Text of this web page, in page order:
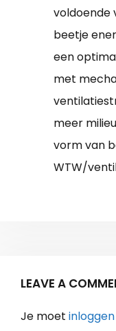
voldoende
beetje
een
met
meer
vorm van
WTW/
LEAVE A
Je moet inloggen